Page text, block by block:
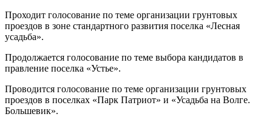
Проходит голосование по теме организации грунтовых
проездов в зоне стандартного развития поселка «Лесная
усадьба».
Продолжается голосование по теме выбора кандидатов в
правление поселка «Устье».
Проводится голосование по теме организации грунтовых
проездов в поселках «Парк Патриот» и «Усадьба на Волге.
Большевик».